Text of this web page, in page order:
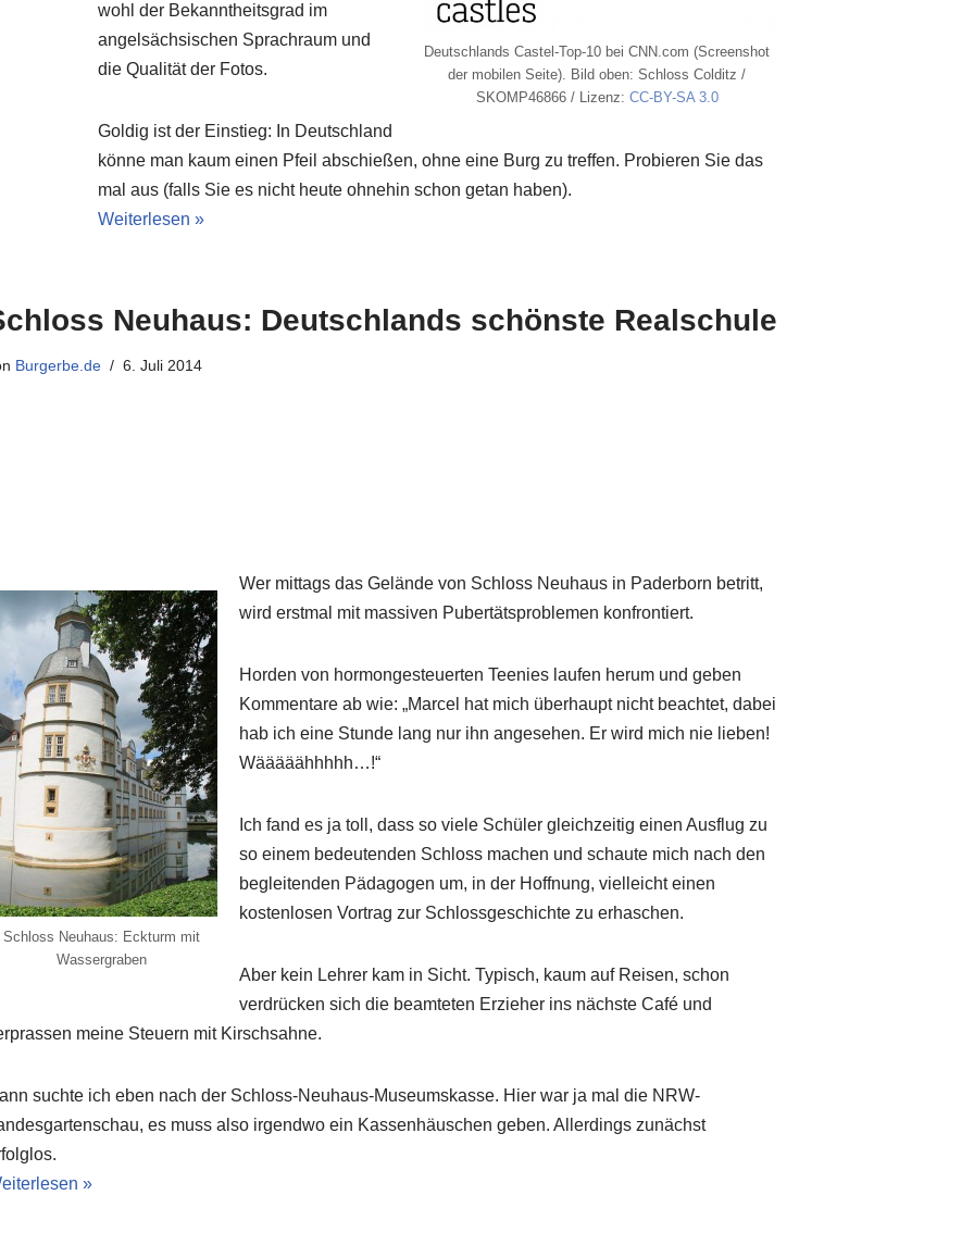
Deutschlands Castel-Top-10 bei CNN.com (Screenshot
der mobilen Seite). Bild oben: Schloss Colditz /
SKOMP46866 / Lizenz: CC-BY-SA 3.0
wohl der Bekanntheitsgrad im
angelsächsischen Sprachraum und
die Qualität der Fotos.
Goldig ist der Einstieg: In Deutschland
könne man kaum einen Pfeil abschießen, ohne eine Burg zu treffen. Probieren Sie das
mal aus (falls Sie es nicht heute ohnehin schon getan haben).
Weiterlesen »
Neuhaus: Deutschlands schönste Realschule
Burgerbe.de 6. Juli 2014
Schloss Neuhaus: Eckturm mit
Wassergraben
Wer mittags das Gelände von Schloss Neuhaus in Paderborn betritt,
wird erstmal mit massiven Pubertätsproblemen konfrontiert.
Horden von hormongesteuerten Teenies laufen herum und geben
Kommentare ab wie: „Marcel hat mich überhaupt nicht beachtet, dabei
hab ich eine Stunde lang nur ihn angesehen. Er wird mich nie lieben!
Wääääähhhhh…!“
Ich fand es ja toll, dass so viele Schüler gleichzeitig einen Ausflug zu
so einem bedeutenden Schloss machen und schaute mich nach den
begleitenden Pädagogen um, in der Hoffnung, vielleicht einen
kostenlosen Vortrag zur Schlossgeschichte zu erhaschen.
Aber kein Lehrer kam in Sicht. Typisch, kaum auf Reisen, schon
verdrücken sich die beamteten Erzieher ins nächste Café und
meine Steuern mit Kirschsahne.
suchte ich eben nach der Schloss-Neuhaus-Museumskasse. Hier war ja mal die NRW-
es muss also irgendwo ein Kassenhäuschen geben. Allerdings zunächst
»